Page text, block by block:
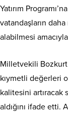
Yatırım
vatandaşların
alabilmesi
Milletvekili Bozkurt
kıymetli değerleri
kalitesini artıracak
aldığını ifade etti.